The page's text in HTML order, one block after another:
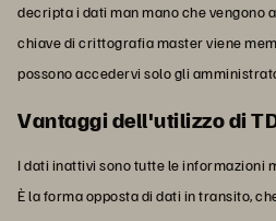
decripta i dati man mano che vengono
chiave di crittografia master viene
possono accedervi solo gli
Vantaggi dell'utilizzo di
I dati inattivi sono tutte le informazioni
È la forma opposta di dati in transito,